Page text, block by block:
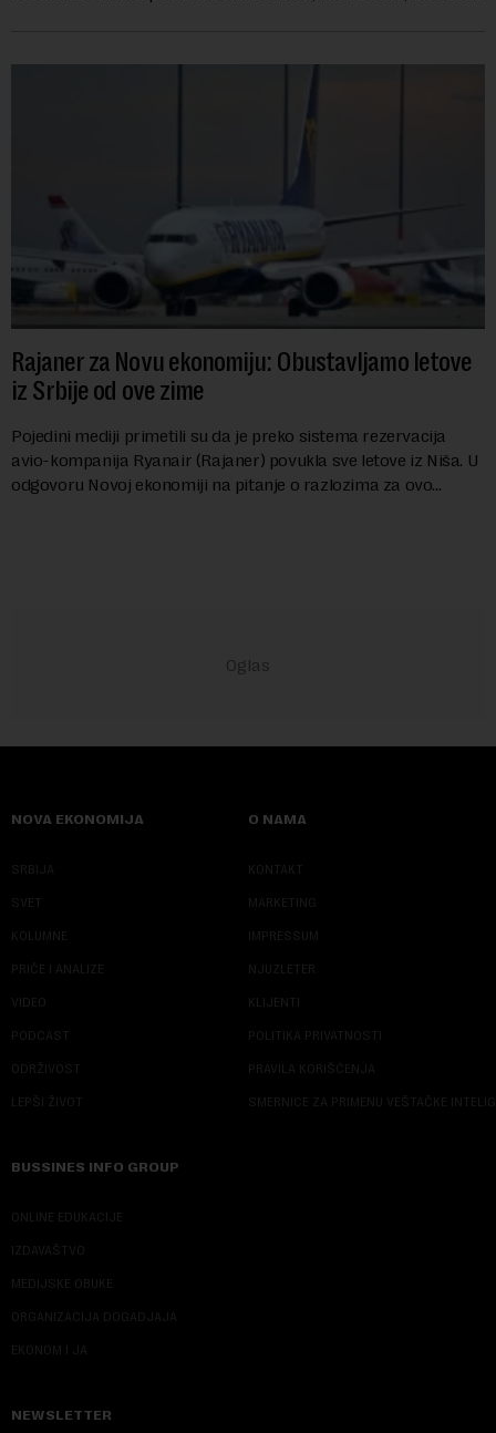
Rajaner za Novu ekonomiju: Obustavljamo letove
iz Srbije od ove zime
Pojedini mediji primetili su da je preko sistema rezervacija
avio-kompanija Ryanair (Rajaner) povukla sve letove iz Niša. U
odgovoru Novoj ekonomiji na pitanje o razlozima za ovo
NOVA EKONOMIJA
SRBIJA
SVET
KOLUMNE
PRIČE I ANALIZE
VIDEO
PODCAST
ODRŽIVOST
LEPŠI ŽIVOT
O NAMA
KONTAKT
MARKETING
IMPRESSUM
NJUZLETER
KLIJENTI
POLITIKA PRIVATNOSTI
PRAVILA KORIŠĆENJA
SMERNICE ZA PRIMENU VEŠTAČKE
BUSSINES INFO GROUP
ONLINE EDUKACIJE
IZDAVAŠTVO
MEDIJSKE OBUKE
ORGANIZACIJA DOGADJAJA
EKONOM I JA
NEWSLETTER